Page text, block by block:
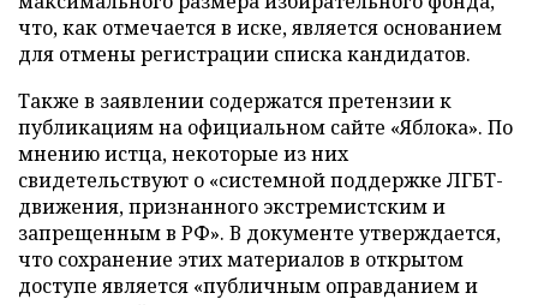
что, как отмечается в иске, является основанием
для отмены регистрации списка кандидатов.
Также в заявлении содержатся претензии к
публикациям на официальном сайте «Яблока». По
мнению истца, некоторые из них
свидетельствуют о «системной поддержке ЛГБТ-
движения, признанного экстремистским и
запрещенным в РФ». В документе утверждается,
что сохранение этих материалов в открытом
доступе является «публичным оправданием и